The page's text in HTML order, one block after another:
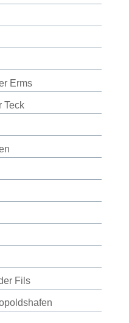
Erms
Teck
Fils